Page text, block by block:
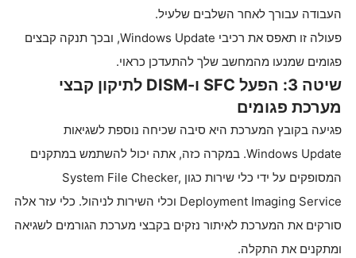
העבודה עבורך לאחר השלבים שלעיל.
פעולה זו תאפס את רכיבי Windows Update, ובכך תנקה קבצים
פגומים שמנעו מהמחשב שלך להתעדכן כראוי.
שיטה 3: הפעל SFC ו-DISM לתיקון קבצי
מערכת פגומים
פגיעה בקובץ המערכת היא סיבה שכיחה נוספת לשגיאות
Windows Update. במקרה כזה, אתה יכול להשתמש במתקנים
המסופקים על ידי כלי שירות כגון System File Checker,
Deployment Imaging Service וכלי השירות לניהול. כלי עזר אלה
סורקים את המערכת לאיתור נזקים בקבצי מערכת הגורמים לשגיאה
ומתקנים את התקלה.